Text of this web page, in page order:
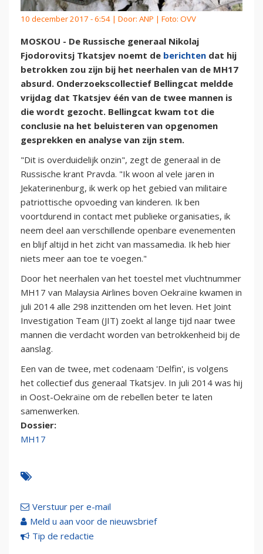
10 december 2017 - 6:54 | Door: ANP | Foto: OVV
MOSKOU - De Russische generaal Nikolaj
Fjodorovitsj Tkatsjev noemt de berichten dat hij
betrokken zou zijn bij het neerhalen van de MH17
absurd. Onderzoekscollectief Bellingcat meldde
vrijdag dat Tkatsjev één van de twee mannen is
die wordt gezocht. Bellingcat kwam tot die
conclusie na het beluisteren van opgenomen
gesprekken en analyse van zijn stem.
"Dit is overduidelijk onzin", zegt de generaal in de
Russische krant Pravda. "Ik woon al vele jaren in
Jekaterinenburg, ik werk op het gebied van militaire
patriottische opvoeding van kinderen. Ik ben
voortdurend in contact met publieke organisaties, ik
neem deel aan verschillende openbare evenementen
en blijf altijd in het zicht van massamedia. Ik heb hier
niets meer aan toe te voegen."
Door het neerhalen van het toestel met vluchtnummer
MH17 van Malaysia Airlines boven Oekraïne kwamen in
juli 2014 alle 298 inzittenden om het leven. Het Joint
Investigation Team (JIT) zoekt al lange tijd naar twee
mannen die verdacht worden van betrokkenheid bij de
aanslag.
Een van de twee, met codenaam 'Delfin', is volgens
het collectief dus generaal Tkatsjev. In juli 2014 was hij
in Oost-Oekraïne om de rebellen beter te laten
samenwerken.
Dossier:
MH17
Verstuur per e-mail
Meld u aan voor de nieuwsbrief
Tip de redactie